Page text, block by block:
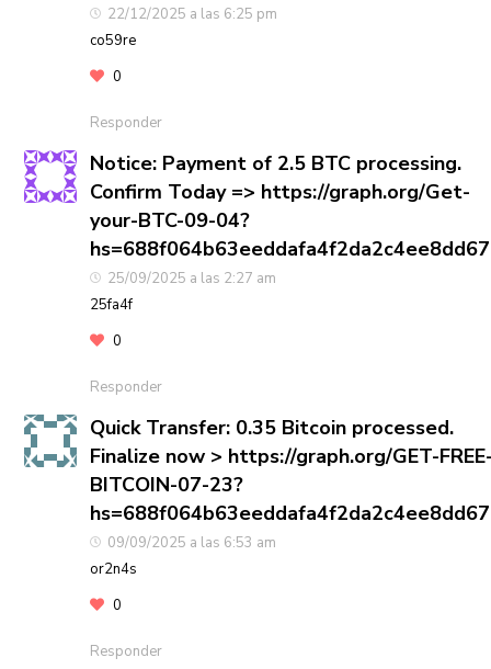
22/12/2025 a las 6:25 pm
co59re
0
Responder
Notice: Payment of 2.5 BTC processing.
Confirm Today => https://graph.org/Get-
your-BTC-09-04?
25/09/2025 a las 2:27 am
25fa4f
0
Responder
Quick Transfer: 0.35 Bitcoin processed.
Finalize now > https://graph.org/GET-
BITCOIN-07-23?
09/09/2025 a las 6:53 am
or2n4s
0
Responder